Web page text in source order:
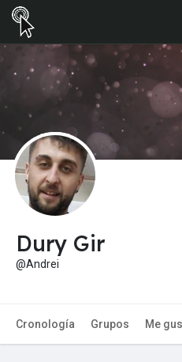
Dury Gir
@Andrei
Cronología Grupos Me